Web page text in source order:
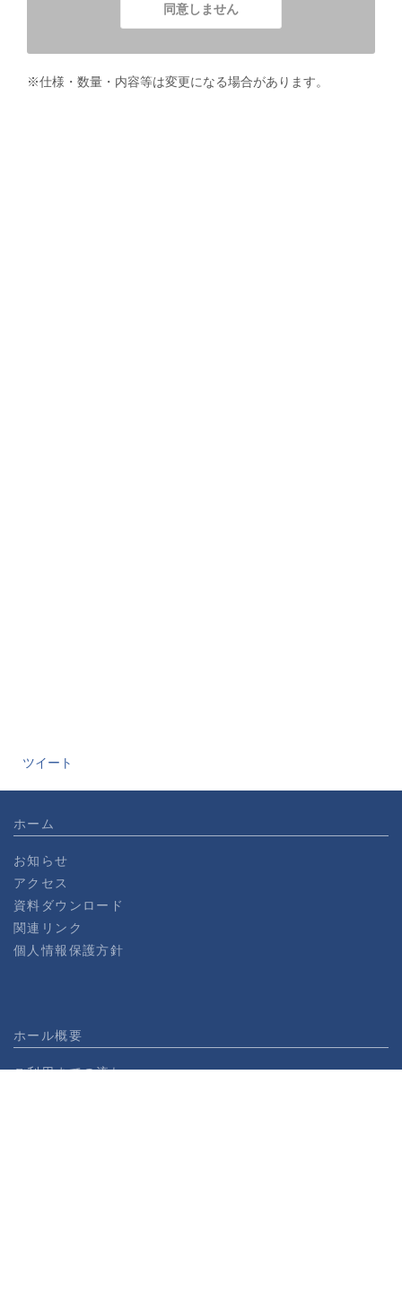
同意しません
※仕様・数量・内容等は変更になる場合があります。
ツイート
ホーム
お知らせ
アクセス
資料ダウンロード
関連リンク
個人情報保護方針
ホール概要
ご利用までの流れ